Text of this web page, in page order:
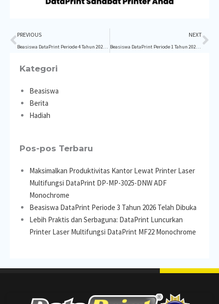
Prev
PREVIOUS
Beasiswa DataPrint Periode 4 Tahun 2025 Telah Dibuka
NEXT
Beasiswa DataPrint Periode 1 Tahun 2026 Telah Dibuka
Kategori
Beasiswa
Berita
Hadiah
Pos-pos Terbaru
Maksimalkan Produktivitas Kantor Lewat Printer Laser
Multifungsi DataPrint DP-MP-3025-DNW ADF
Monochrome
Beasiswa DataPrint Periode 3 Tahun 2026 Telah Dibuka
Lebih Praktis dan Serbaguna: DataPrint Luncurkan
Printer Laser Multifungsi DataPrint MF22 Monochrome